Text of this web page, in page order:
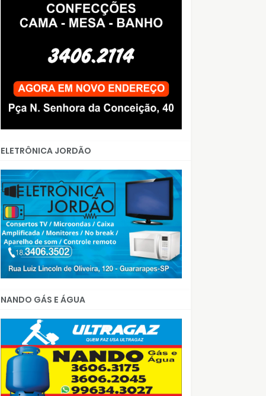
ELETRÔNICA JORDÃO
NANDO GÁS E ÁGUA